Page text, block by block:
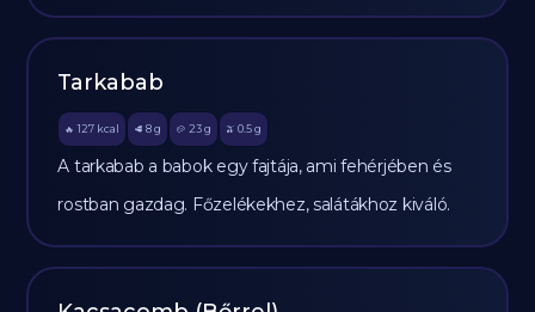
Tarkabab
🔥 127 kcal 🥩 8 g 🥔 23g 🫒 0.5 g
A tarkabab a babok egy fajtája, ami fehérjében és
rostban gazdag. Főzelékekhez, salátákhoz kiváló.